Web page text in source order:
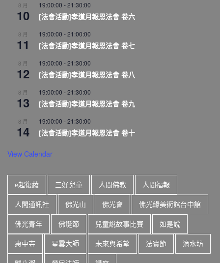
8 月
10
19:00:00 -21:30:00
[法會活動]孝道月報恩法會 卷六
8 月
11
19:00:00 -21:00:00
[法會活動]孝道月報恩法會 卷七
8 月
12
19:00:00 -21:30:00
[法會活動]孝道月報恩法會 卷八
8 月
13
19:00:00 -21:30:00
[法會活動]孝道月報恩法會 卷九
8 月
14
19:00:00 -21:30:00
[法會活動]孝道月報恩法會 卷十
View Calendar
e起復蔬 三好兒童 人間佛教 人間福報
人間通訊社 佛光山 佛光會 佛光緣美術館台中館
佛光青年 佛誕節 兒童說故事比賽 如是說
惠中寺 星雲大師 未來與希望 法寶節 滴水坊